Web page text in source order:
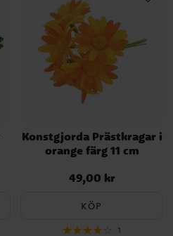
Konstgjorda Prästkragar i
orange färg 11 cm
Pris:49,00 kr
49,00 kr
KÖP
1